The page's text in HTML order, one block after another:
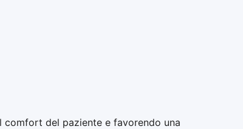
comfort del paziente e favorendo una